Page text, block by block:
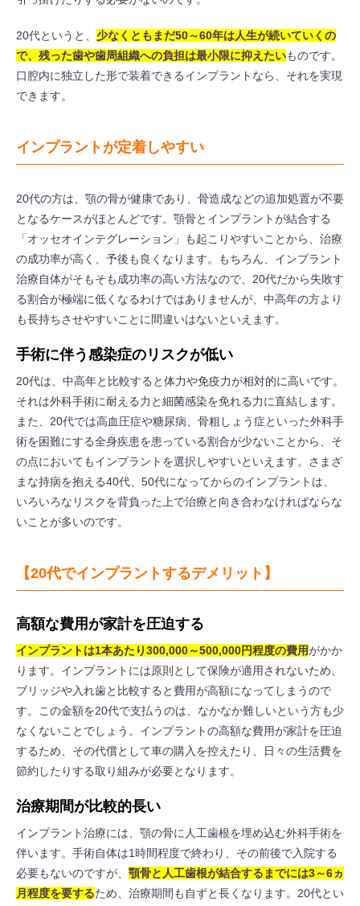
20代というと、 少なくともまだ50～60年は人生が続いていくの
で、残った歯や歯周組織への負担は最小限に抑えたいものです。
口腔内に独立した形で装着できるインプラントなら、それを実現
できます。
インプラントが定着しやすい
20代の方は、顎の骨が健康であり、骨造成などの追加処置が不要
となるケースがほとんどです。顎骨とインプラントが結合する
「オッセオインテグレーション」も起こりやすいことから、治療
の成功率が高く、予後も良くなります。もちろん、インプラント
治療自体がそもそも成功率の高い方法なので、20代だから失敗す
る割合が極端に低くなるわけではありませんが、中高年の方より
も長持ちさせやすいことに間違いはないといえます。
手術に伴う感染症のリスクが低い
20代は、中高年と比較すると体力や免疫力が相対的に高いです。
それは外科手術に耐える力と細菌感染を免れる力に直結します。
また、20代では高血圧症や糖尿病、骨粗しょう症といった外科手
術を困難にする全身疾患を患っている割合が少ないことから、そ
の点においてもインプラントを選択しやすいといえます。さまざ
まな持病を抱える40代、50代になってからのインプラントは、
いろいろなリスクを背負った上で治療と向き合わなければならな
いことが多いのです。
【20代でインプラントするデメリット】
高額な費用が家計を圧迫する
インプラントは1本あたり300,000～500,000円程度の費用がかか
ります。インプラントには原則として保険が適用されないため、
ブリッジや入れ歯と比較すると費用が高額になってしまうので
す。この金額を20代で支払うのは、なかなか難しいという方も少
なくないことでしょう。インプラントの高額な費用が家計を圧迫
するため、その代償として車の購入を控えたり、日々の生活費を
節約したりする取り組みが必要となります。
治療期間が比較的長い
インプラント治療には、顎の骨に人工歯根を埋め込む外科手術を
伴います。手術自体は1時間程度で終わり、その前後で入院する
必要もないのですが、 顎骨と人工歯根が結合するまでには3～6ヵ
月程度を要するため、治療期間も自ずと長くなります。20代とい